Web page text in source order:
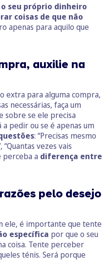
seu próprio dinheiro
coisas de que não
apenas para aquilo que
auxilie na
extra para alguma compra,
necessárias, faça um
sobre se ele precisa
pedir ou se é apenas um
: “Precisas mesmo
“Quantas vezes vais
perceba a diferença entre
pelo desejo
ele, é importante que tente
específica por que o seu
coisa. Tente perceber
ténis. Será porque